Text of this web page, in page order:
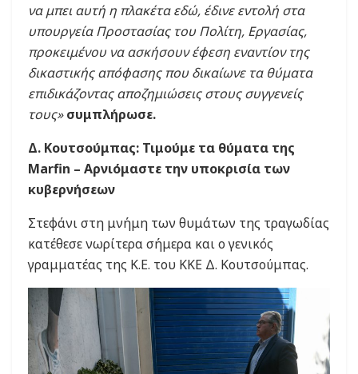
να μπει αυτή η πλακέτα εδώ, έδινε εντολή στα
υπουργεία Προστασίας του Πολίτη, Εργασίας,
προκειμένου να ασκήσουν έφεση εναντίον της
δικαστικής απόφασης που δικαίωνε τα θύματα
επιδικάζοντας αποζημιώσεις στους συγγενείς
τους» συμπλήρωσε.
Δ. Κουτσούμπας: Τιμούμε τα θύματα της
Marfin – Αρνιόμαστε την υποκρισία των
κυβερνήσεων
Στεφάνι στη μνήμη των θυμάτων της τραγωδίας
κατέθεσε νωρίτερα σήμερα και ο γενικός
γραμματέας της Κ.Ε. του ΚΚΕ Δ. Κουτσούμπας.